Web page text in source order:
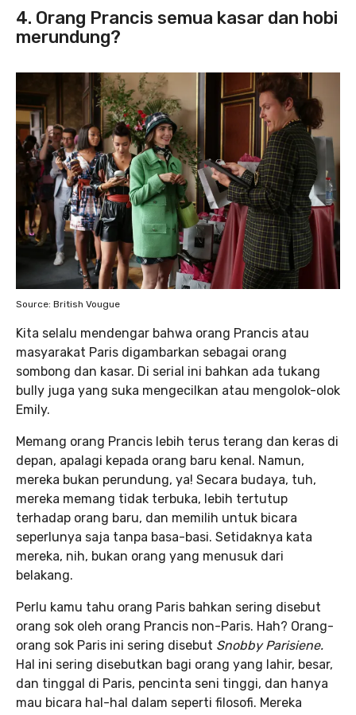
4. Orang Prancis semua kasar dan hobi
merundung?
Source: British Vougue
Kita selalu mendengar bahwa orang Prancis atau
masyarakat Paris digambarkan sebagai orang
sombong dan kasar. Di serial ini bahkan ada tukang
bully juga yang suka mengecilkan atau mengolok-olok
Emily.
Memang orang Prancis lebih terus terang dan keras di
depan, apalagi kepada orang baru kenal. Namun,
mereka bukan perundung, ya! Secara budaya, tuh,
mereka memang tidak terbuka, lebih tertutup
terhadap orang baru, dan memilih untuk bicara
seperlunya saja tanpa basa-basi. Setidaknya kata
mereka, nih, bukan orang yang menusuk dari
belakang.
Perlu kamu tahu orang Paris bahkan sering disebut
orang sok oleh orang Prancis non-Paris. Hah? Orang-
orang sok Paris ini sering disebut Snobby Parisiene.
Hal ini sering disebutkan bagi orang yang lahir, besar,
dan tinggal di Paris, pencinta seni tinggi, dan hanya
mau bicara hal-hal dalam seperti filosofi. Mereka